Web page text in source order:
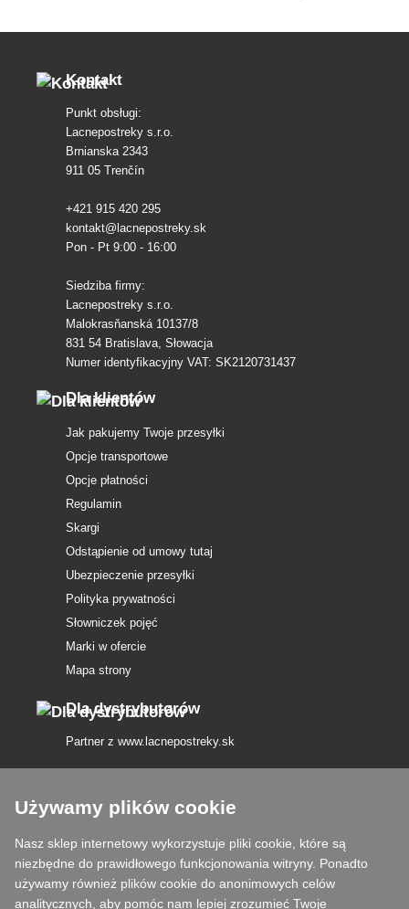
rozdarci
Kontakt
Punkt obsługi:
Lacnepostreky s.r.o.
Brnianska 2343
911 05 Trenčín
+421 915 420 295
kontakt@lacnepostreky.sk
Pon - Pt 9:00 - 16:00
Siedziba firmy:
Lacnepostreky s.r.o.
Malokrasňanská 10137/8
831 54 Bratislava, Słowacja
Numer identyfikacyjny VAT: SK2120731437
Dla klientów
Jak pakujemy Twoje przesyłki
Opcje transportowe
Opcje płatności
Regulamin
Skargi
Odstąpienie od umowy tutaj
Ubezpieczenie przesyłki
Polityka prywatności
Słowniczek pojęć
Marki w ofercie
Mapa strony
Dla dystrybutorów
Partner z www.lacnepostreky.sk
Zawsze służymy fachową poradą
Reklamacje są rozpatrywane w ciągu 24 godzin
Używamy plików cookie
Nasz sklep internetowy wykorzystuje pliki cookie, które są
niezbędne do prawidłowego funkcjonowania witryny. Ponadto
używamy również plików cookie do anonimowych celów
analitycznych, aby pomóc nam lepiej zrozumieć Twoje